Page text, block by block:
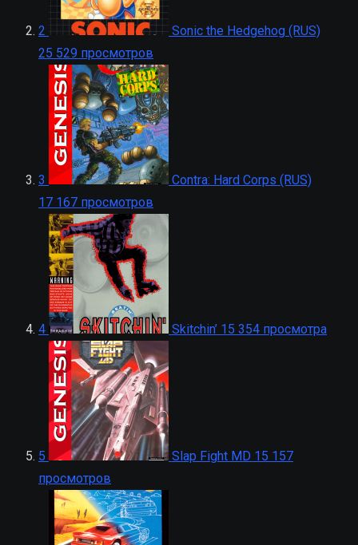
2
Sonic the Hedgehog (RUS)
25 529 просмотров
3
Contra: Hard Corps (RUS)
17 167 просмотров
4 Skitchin’ 15 354 просмотра
5 Slap Fight MD 15 157
просмотров